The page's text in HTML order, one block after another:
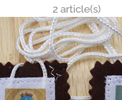
2 article(s)